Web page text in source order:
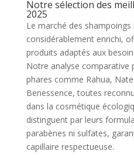
Notre sélection des
2025
Le marché des
considérablement enrichi,
produits adaptés aux
Notre analyse comparative
phares comme Rahua,
Benessence, toutes
dans la cosmétique
distinguent par leurs
parabènes ni sulfates,
capillaire respectueuse.